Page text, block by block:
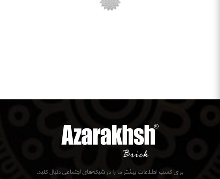
برای کسب اطلاعات بیشتر ما را در شبکه‌های اجتماعی دنبال کنید.